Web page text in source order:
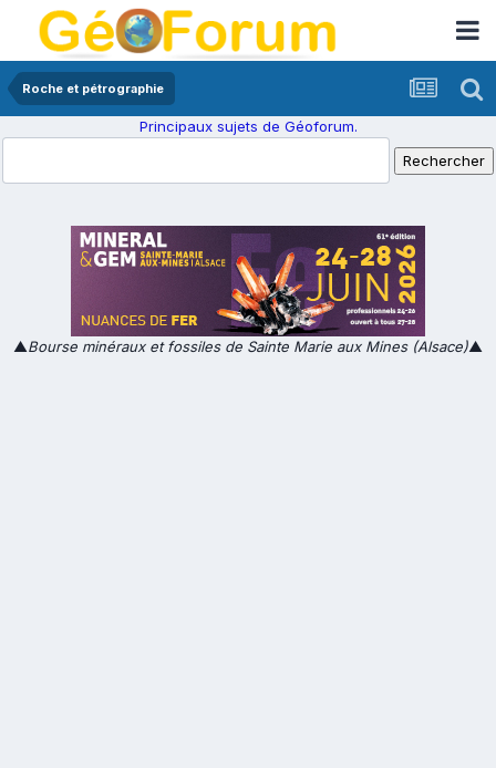
Roche et pétrographie
Principaux sujets de Géoforum.
▲Bourse minéraux et fossiles de Sainte Marie aux Mines (Alsace)▲